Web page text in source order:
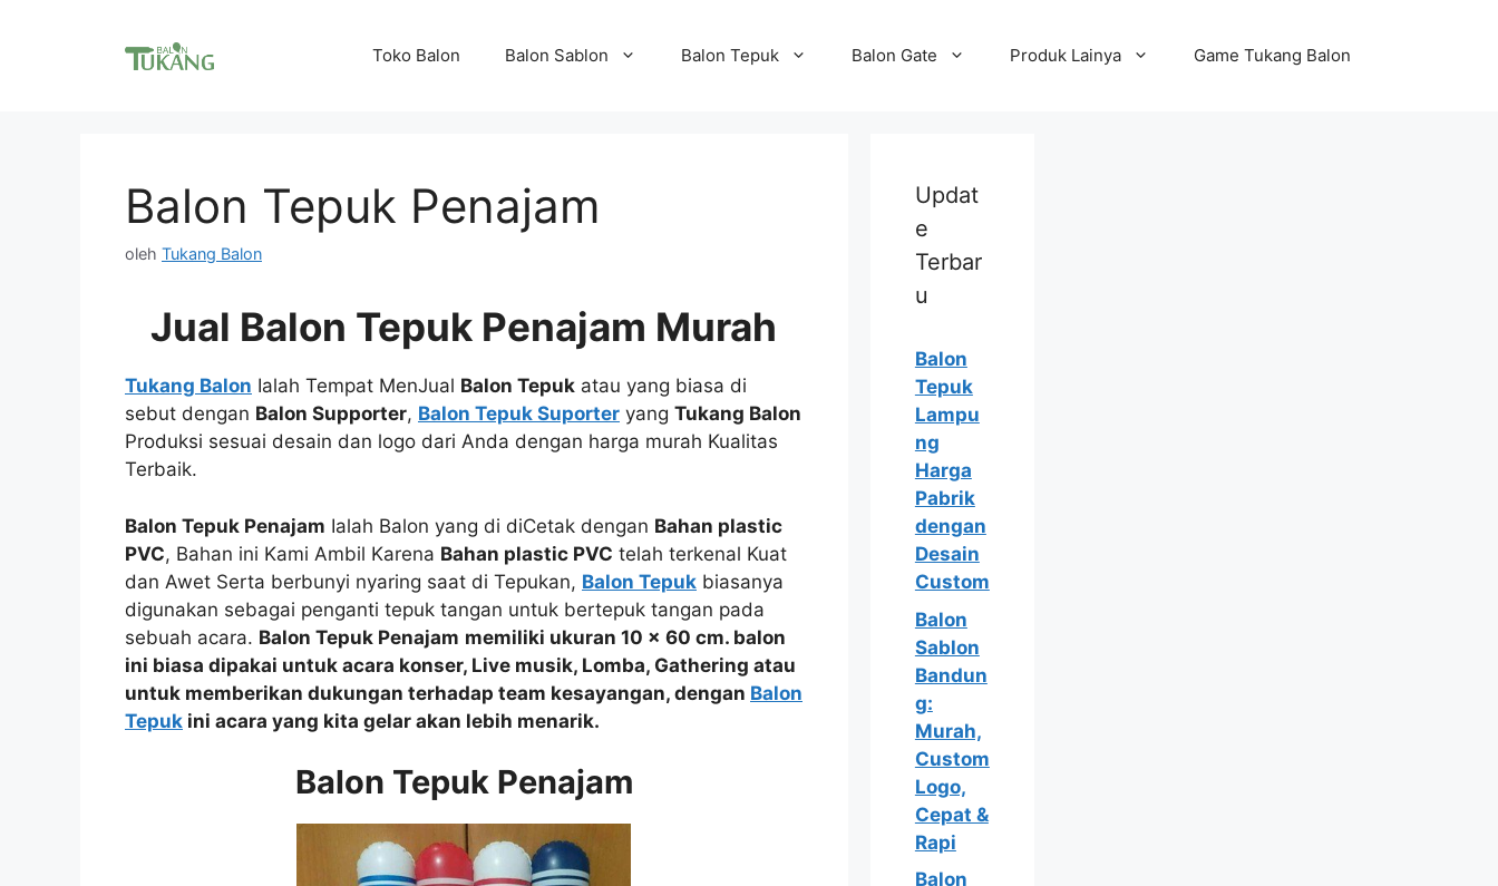
Toko Balon Balon Sablon Balon Tepuk Balon Gate Produk Lainya Game Tukang Balon
Balon Tepuk Penajam
oleh Tukang Balon
Jual Balon Tepuk Penajam Murah
Tukang Balon Ialah Tempat MenJual Balon Tepuk atau yang biasa di
sebut dengan Balon Supporter, Balon Tepuk Suporter yang Tukang Balon
Produksi sesuai desain dan logo dari Anda dengan harga murah Kualitas
Terbaik.
Balon Tepuk Penajam Ialah Balon yang di diCetak dengan Bahan plastic
PVC, Bahan ini Kami Ambil Karena Bahan plastic PVC telah terkenal Kuat
dan Awet Serta berbunyi nyaring saat di Tepukan, Balon Tepuk biasanya
digunakan sebagai penganti tepuk tangan untuk bertepuk tangan pada
sebuah acara. Balon Tepuk Penajam memiliki ukuran 10 x 60 cm. balon
ini biasa dipakai untuk acara konser, Live musik, Lomba, Gathering atau
untuk memberikan dukungan terhadap team kesayangan, dengan Balon
Tepuk ini acara yang kita gelar akan lebih menarik.
Balon Tepuk Penajam
Updat
e
Terbar
u
Balon
Tepuk
Lampu
ng
Harga
Pabrik
dengan
Desain
Custom
Balon
Sablon
Bandun
g:
Murah,
Custom
Logo,
Cepat &
Rapi
Balon